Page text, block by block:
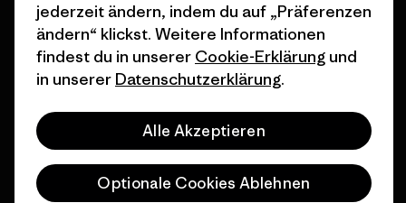
© 2026 Patagonia, Inc. All Rights Reserved.
Deutsch
jederzeit ändern, indem du auf „Präferenzen
ändern“ klickst. Weitere Informationen
findest du in unserer Cookie-Erklärung und
in unserer Datenschutzerklärung.
Alle Akzeptieren
Optionale Cookies Ablehnen